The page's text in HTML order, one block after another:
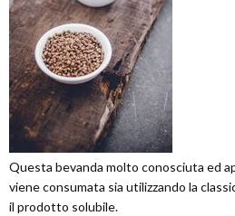
Questa bevanda molto conosciuta ed
viene consumata sia utilizzando la
il prodotto solubile.